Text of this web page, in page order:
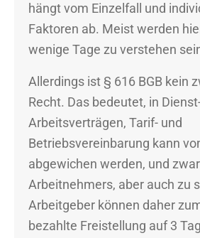
hängt vom Einzelfall und
Faktoren ab. Meist werden
wenige Tage zu verstehen
Allerdings ist § 616 BGB kein
Recht. Das bedeutet, in
Arbeitsverträgen, Tarif- und
Betriebsvereinbarung kann
abgewichen werden, und
Arbeitnehmers, aber auch zu
Arbeitgeber können daher
bezahlte Freistellung auf 3